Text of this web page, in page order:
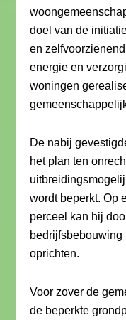
doel van de
en
energie en
woningen
De nabij
het plan ten
wordt beperkt. Op
perceel kan hij
bedrijfsbebouwing
oprichten.
Voor zover de
de beperkte